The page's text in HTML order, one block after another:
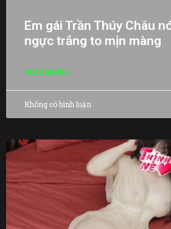
Em gái Trần Thúy Châu
ngực trắng to mịn màng
READ MORE »
Không có bình luận